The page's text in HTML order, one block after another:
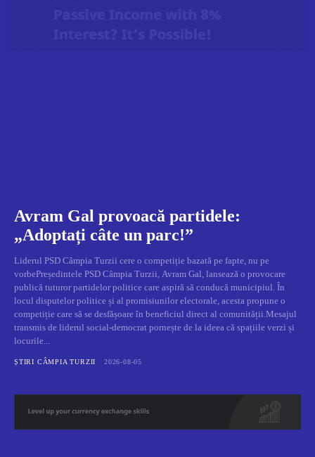
Avram Gal provoacă partidele:
„Adoptați câte un parc!”
Liderul PSD Câmpia Turzii cere o competiție bazată pe fapte, nu pe
vorbePreședintele PSD Câmpia Turzii, Avram Gal, lansează o provocare
publică tuturor partidelor politice care aspiră să conducă municipiul. În
locul disputelor politice și al promisiunilor electorale, acesta propune o
competiție care să se desfășoare în beneficiul direct al comunității.Mesajul
transmis de liderul social-democrat pornește de la ideea că spațiile verzi și
locurile...
ȘTIRI CÂMPIA TURZII 2026-08-05